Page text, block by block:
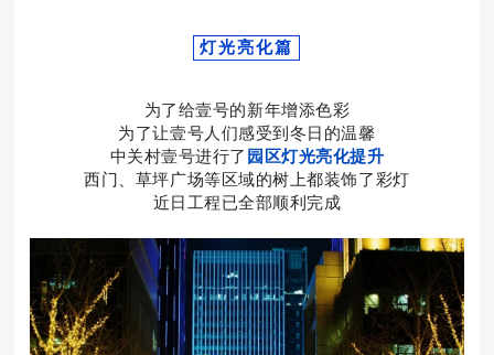
灯光亮化篇
为了给壹号的新年增添色彩
为了让壹号人们感受到冬日的温馨
中关村壹号进行了 园区灯光亮化提升
西门、草坪广场等区域的树上都装饰了彩灯
近日工程已全部顺利完成